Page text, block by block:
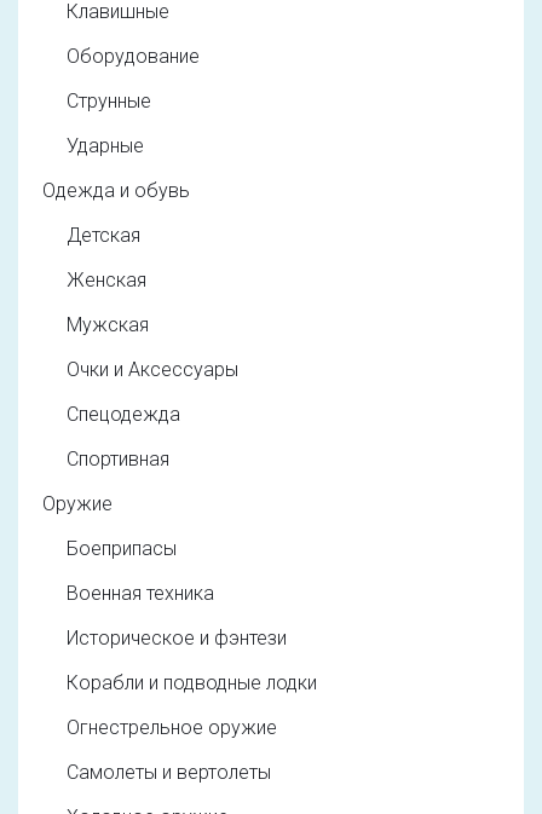
Клавишные
Оборудование
Струнные
Ударные
Одежда и обувь
Детская
Женская
Мужская
Очки и Аксессуары
Спецодежда
Спортивная
Оружие
Боеприпасы
Военная техника
Историческое и фэнтези
Корабли и подводные лодки
Огнестрельное оружие
Самолеты и вертолеты